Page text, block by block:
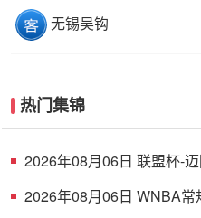
无锡吴钩
热门集锦
2026年08月06日 联盟杯-
2026年08月06日 WNBA